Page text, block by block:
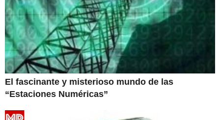
El fascinante y misterioso mundo de las
“Estaciones Numéricas”